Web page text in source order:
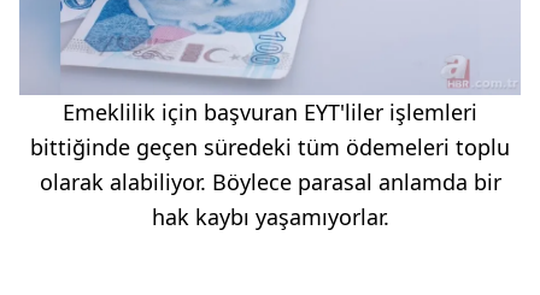
Emeklilik için başvuran EYT'liler işlemleri
bittiğinde geçen süredeki tüm ödemeleri toplu
olarak alabiliyor. Böylece parasal anlamda bir
hak kaybı yaşamıyorlar.